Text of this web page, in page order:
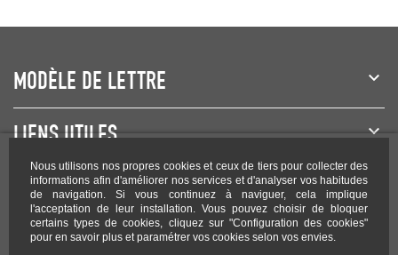
Nous utilisons nos propres cookies et ceux de tiers pour collecter des
informations afin d'améliorer nos services et d'analyser vos habitudes
de navigation. Si vous continuez à naviguer, cela implique
l'acceptation de leur installation. Vous pouvez choisir de bloquer
certains types de cookies, cliquez sur "Configuration des cookies"
pour en savoir plus et paramétrer vos cookies selon vos envies.
MODÈLE DE LETTRE
LIENS UTILES
NEWSLETTER